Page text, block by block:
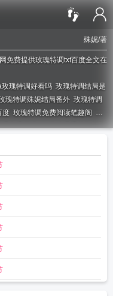
殊娓/著
免费提供玫瑰特调txt百度全文在
玫瑰特调好看吗 玫瑰特调结局是
瑰特调殊娓结局番外 玫瑰特调
度 玫瑰特调免费阅读笔趣阁 玫
调免费阅读玫瑰特调番外TXT百